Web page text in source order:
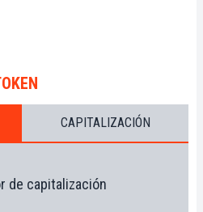
CAPITALIZACIÓN
de capitalización